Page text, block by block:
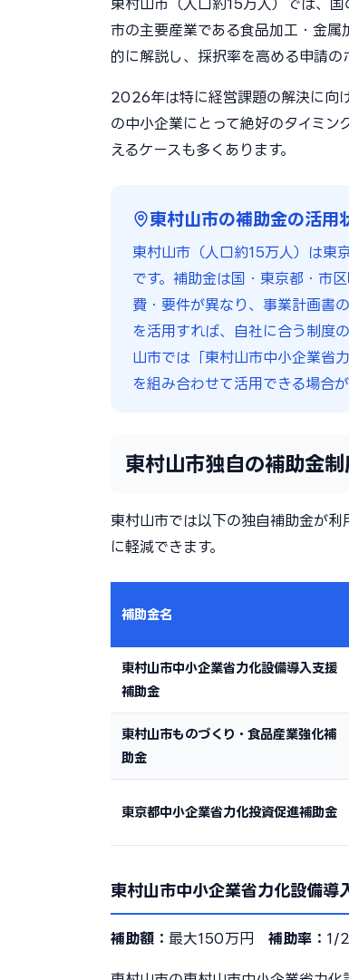
東村山市（人口約15万人）では、
市の主要産業である食品加工・金
的に解説し、採択率を高める申請の
2026年は特に経営課題の解決に向
の中小企業にとって絶好のタイミ
えるケースも多くあります。
東村山市の補助金の活用
東村山市（人口約15万人）は東
です。補助金は国・東京都・市
費・要件が異なり、事業計画書
を活用すれば、自社に合う制度
山市では「東村山市中小企業省
を組み合わせて活用できる場合が
東村山市独自の補助金制
東村山市では以下の独自補助金が利
に軽減できます。
補助金名
東村山市中小企業省力化設備導入支援
補助金
東村山市ものづくり・食品産業強化補
助金
東京都中小企業省力化投資促進補助金
東村山市中小企業省力化設備導
補助額： 最大150万円 補助率： 1/